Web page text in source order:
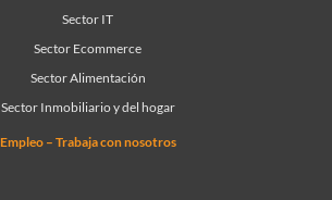
Sector IT
Sector Ecommerce
Sector Alimentación
Sector Inmobiliario y del hogar
Empleo – Trabaja con nosotros